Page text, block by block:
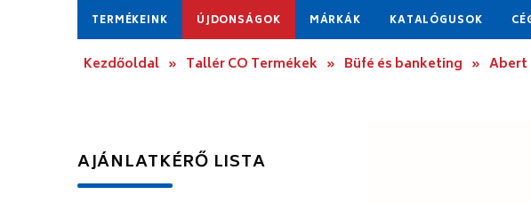
TERMÉKEINK ÚJDONSÁGOK MÁRKÁK KATALÓGUSOK
Kezdőoldal » Tallér CO Termékek » Büfé és banketing » Abert
AJÁNLATKÉRŐ LISTA